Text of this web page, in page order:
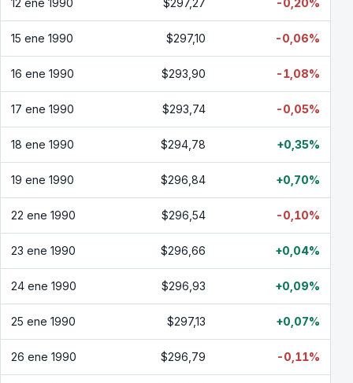
12 ene 1990 $297,27 -0,20%
15 ene 1990 $297,10 -0,06%
16 ene 1990 $293,90 -1,08%
17 ene 1990 $293,74 -0,05%
18 ene 1990 $294,78 +0,35%
19 ene 1990 $296,84 +0,70%
22 ene 1990 $296,54 -0,10%
23 ene 1990 $296,66 +0,04%
24 ene 1990 $296,93 +0,09%
25 ene 1990 $297,13 +0,07%
26 ene 1990 $296,79 -0,11%